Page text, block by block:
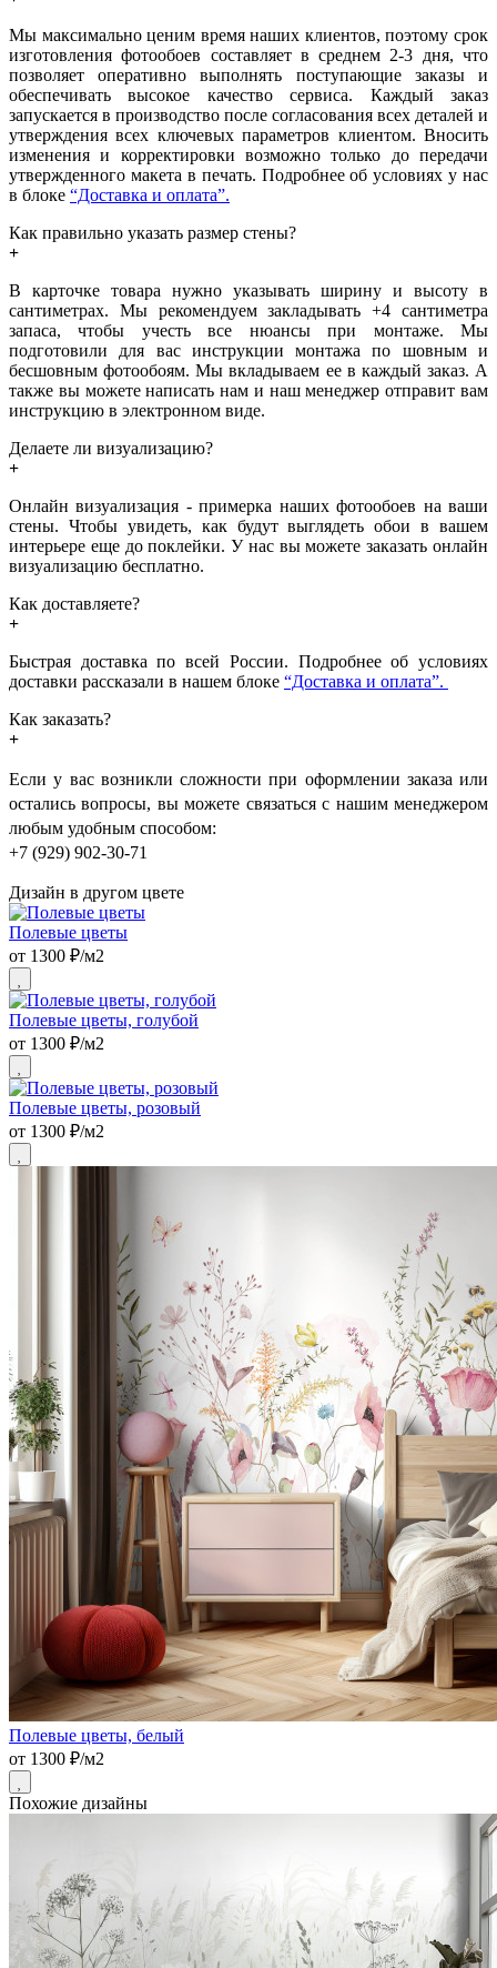
Мы максимально ценим время наших клиентов, поэтому срок
изготовления фотообоев составляет в среднем 2-3 дня, что
позволяет оперативно выполнять поступающие заказы и
обеспечивать высокое качество сервиса. Каждый заказ
запускается в производство после согласования всех деталей и
утверждения всех ключевых параметров клиентом. Вносить
изменения и корректировки возможно только до передачи
утвержденного макета в печать. Подробнее об условиях у нас
в блоке “Доставка и оплата”.
Как правильно указать размер стены?
В карточке товара нужно указывать ширину и высоту в
сантиметрах. Мы рекомендуем закладывать +4 сантиметра
запаса, чтобы учесть все нюансы при монтаже. Мы
подготовили для вас инструкции монтажа по шовным и
бесшовным фотообоям. Мы вкладываем ее в каждый заказ. А
также вы можете написать нам и наш менеджер отправит вам
инструкцию в электронном виде.
Делаете ли визуализацию?
Онлайн визуализация - примерка наших фотообоев на ваши
стены. Чтобы увидеть, как будут выглядеть обои в вашем
интерьере еще до поклейки. У нас вы можете заказать онлайн
визуализацию бесплатно.
Как доставляете?
Быстрая доставка по всей России. Подробнее об условиях
доставки рассказали в нашем блоке “Доставка и оплата”.
Как заказать?
Если у вас возникли сложности при оформлении заказа или
остались вопросы, вы можете связаться с нашим менеджером
любым удобным способом:
+7 (929) 902-30-71
Дизайн в другом цвете
Полевые цветы
от 1300 ₽/м2
Полевые цветы, голубой
от 1300 ₽/м2
Полевые цветы, розовый
от 1300 ₽/м2
Полевые цветы, белый
от 1300 ₽/м2
Похожие дизайны